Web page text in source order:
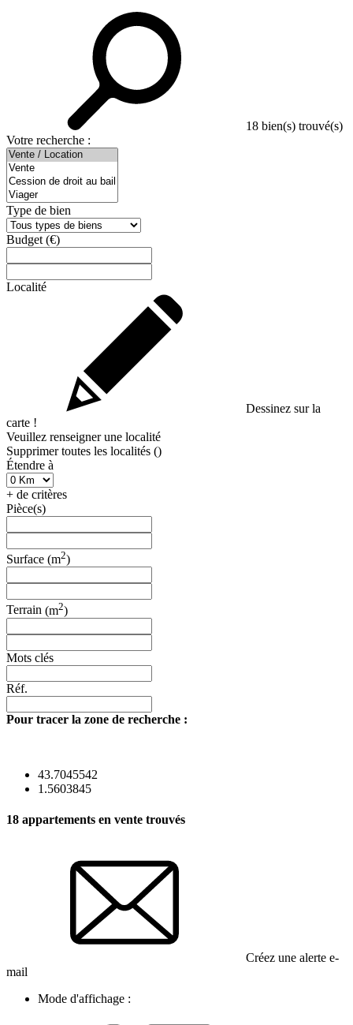
18 bien(s) trouvé(s)
Votre recherche :
Type de bien
Budget (€)
Localité
Dessinez sur la
carte !
Veuillez renseigner une localité
Supprimer toutes les localités ()
Étendre à
+ de critères
Pièce(s)
Surface (m2)
Terrain (m2)
Mots clés
Réf.
Pour tracer la zone de recherche :
43.7045542
1.5603845
18 appartements en vente trouvés
Créez une alerte e-
mail
Mode d'affichage :